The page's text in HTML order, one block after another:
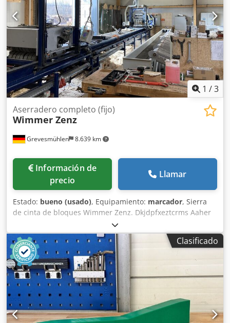
1 /3
Grevesmühlen 8.639 km
Aserradero completo (fijo)
Wimmer Zenz
Información de
precio
Llamar
Estado: bueno (usado), Equipamiento: marcador, Sierra
de cinta de bloques Wimmer Zenz. Dkjdpfxeztcrms Aaher
Clasificado